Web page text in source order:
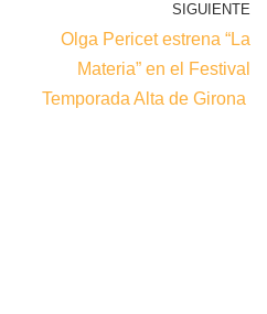
SIGUIENTE
Olga Pericet estrena “La
Materia” en el Festival
Temporada Alta de Girona